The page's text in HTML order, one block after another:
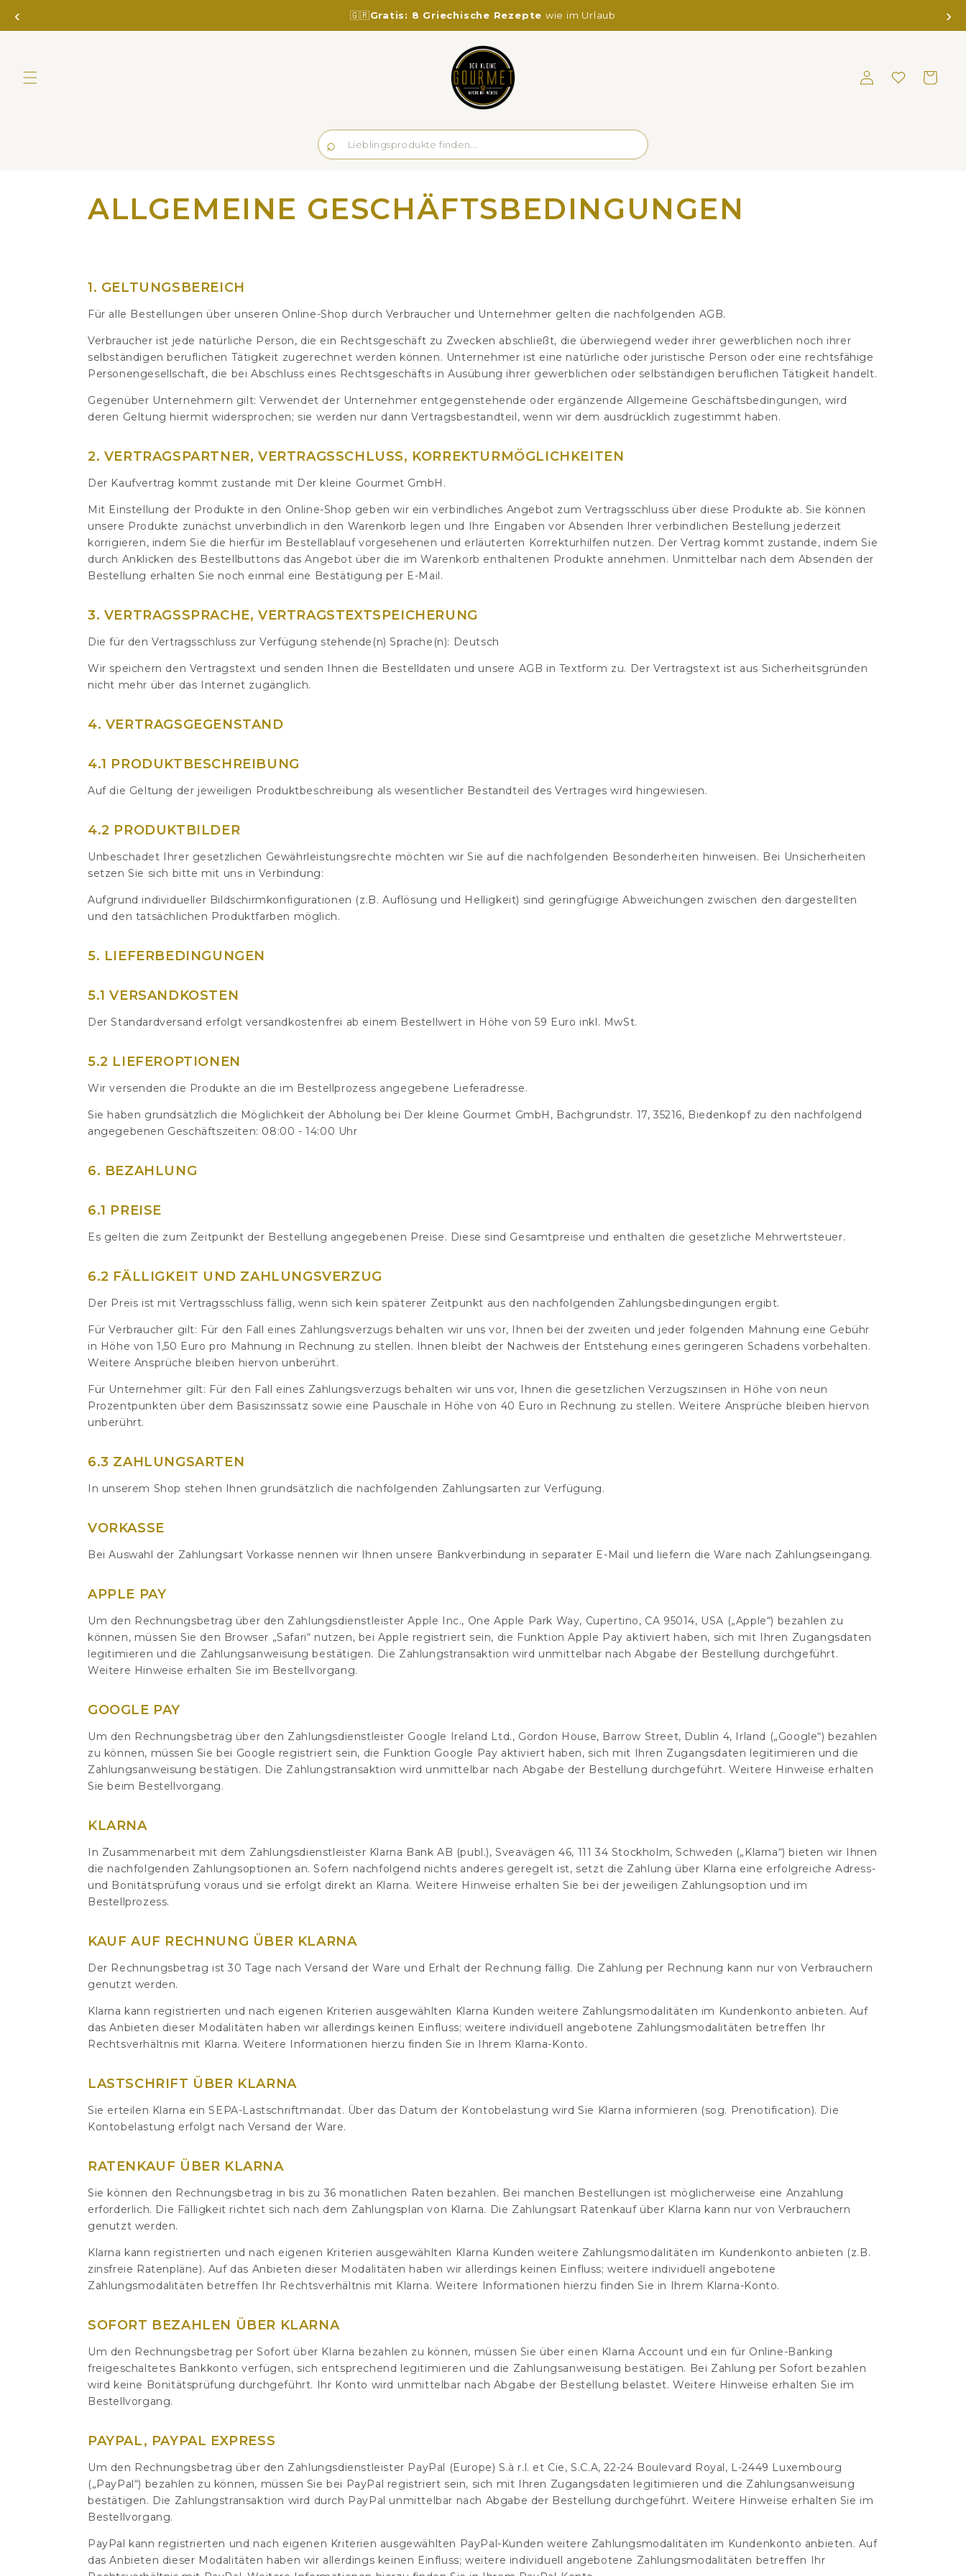
Inhalt
‹ 🇬🇷Gratis: 8 Griechische Rezepte wie im Urlaub ›
EinloggenMerklisteWarenkorb
ALLGEMEINE GESCHÄFTSBEDINGUNGEN
1. GELTUNGSBEREICH
Für alle Bestellungen über unseren Online-Shop durch Verbraucher und Unternehmer gelten die nachfolgenden AGB.
Verbraucher ist jede natürliche Person, die ein Rechtsgeschäft zu Zwecken abschließt, die überwiegend weder ihrer gewerblichen noch ihrer
selbständigen beruflichen Tätigkeit zugerechnet werden können. Unternehmer ist eine natürliche oder juristische Person oder eine rechtsfähige
Personengesellschaft, die bei Abschluss eines Rechtsgeschäfts in Ausübung ihrer gewerblichen oder selbständigen beruflichen Tätigkeit handelt.
Gegenüber Unternehmern gilt: Verwendet der Unternehmer entgegenstehende oder ergänzende Allgemeine Geschäftsbedingungen, wird
deren Geltung hiermit widersprochen; sie werden nur dann Vertragsbestandteil, wenn wir dem ausdrücklich zugestimmt haben.
2. VERTRAGSPARTNER, VERTRAGSSCHLUSS, KORREKTURMÖGLICHKEITEN
Der Kaufvertrag kommt zustande mit Der kleine Gourmet GmbH.
Mit Einstellung der Produkte in den Online-Shop geben wir ein verbindliches Angebot zum Vertragsschluss über diese Produkte ab. Sie können
unsere Produkte zunächst unverbindlich in den Warenkorb legen und Ihre Eingaben vor Absenden Ihrer verbindlichen Bestellung jederzeit
korrigieren, indem Sie die hierfür im Bestellablauf vorgesehenen und erläuterten Korrekturhilfen nutzen. Der Vertrag kommt zustande, indem Sie
durch Anklicken des Bestellbuttons das Angebot über die im Warenkorb enthaltenen Produkte annehmen. Unmittelbar nach dem Absenden der
Bestellung erhalten Sie noch einmal eine Bestätigung per E-Mail.
3. VERTRAGSSPRACHE, VERTRAGSTEXTSPEICHERUNG
Die für den Vertragsschluss zur Verfügung stehende(n) Sprache(n): Deutsch
Wir speichern den Vertragstext und senden Ihnen die Bestelldaten und unsere AGB in Textform zu. Der Vertragstext ist aus Sicherheitsgründen
nicht mehr über das Internet zugänglich.
4. VERTRAGSGEGENSTAND
4.1 PRODUKTBESCHREIBUNG
Auf die Geltung der jeweiligen Produktbeschreibung als wesentlicher Bestandteil des Vertrages wird hingewiesen.
4.2 PRODUKTBILDER
Unbeschadet Ihrer gesetzlichen Gewährleistungsrechte möchten wir Sie auf die nachfolgenden Besonderheiten hinweisen. Bei Unsicherheiten
setzen Sie sich bitte mit uns in Verbindung:
Aufgrund individueller Bildschirmkonfigurationen (z.B. Auflösung und Helligkeit) sind geringfügige Abweichungen zwischen den dargestellten
und den tatsächlichen Produktfarben möglich.
5. LIEFERBEDINGUNGEN
5.1 VERSANDKOSTEN
Der Standardversand erfolgt versandkostenfrei ab einem Bestellwert in Höhe von 59 Euro inkl. MwSt.
5.2 LIEFEROPTIONEN
Wir versenden die Produkte an die im Bestellprozess angegebene Lieferadresse.
Sie haben grundsätzlich die Möglichkeit der Abholung bei Der kleine Gourmet GmbH, Bachgrundstr. 17, 35216, Biedenkopf zu den nachfolgend
angegebenen Geschäftszeiten: 08:00 - 14:00 Uhr
6. BEZAHLUNG
6.1 PREISE
Es gelten die zum Zeitpunkt der Bestellung angegebenen Preise. Diese sind Gesamtpreise und enthalten die gesetzliche Mehrwertsteuer.
6.2 FÄLLIGKEIT UND ZAHLUNGSVERZUG
Der Preis ist mit Vertragsschluss fällig, wenn sich kein späterer Zeitpunkt aus den nachfolgenden Zahlungsbedingungen ergibt.
Für Verbraucher gilt: Für den Fall eines Zahlungsverzugs behalten wir uns vor, Ihnen bei der zweiten und jeder folgenden Mahnung eine Gebühr
in Höhe von 1,50 Euro pro Mahnung in Rechnung zu stellen. Ihnen bleibt der Nachweis der Entstehung eines geringeren Schadens vorbehalten.
Weitere Ansprüche bleiben hiervon unberührt.
Für Unternehmer gilt: Für den Fall eines Zahlungsverzugs behalten wir uns vor, Ihnen die gesetzlichen Verzugszinsen in Höhe von neun
Prozentpunkten über dem Basiszinssatz sowie eine Pauschale in Höhe von 40 Euro in Rechnung zu stellen. Weitere Ansprüche bleiben hiervon
unberührt.
6.3 ZAHLUNGSARTEN
In unserem Shop stehen Ihnen grundsätzlich die nachfolgenden Zahlungsarten zur Verfügung.
VORKASSE
Bei Auswahl der Zahlungsart Vorkasse nennen wir Ihnen unsere Bankverbindung in separater E-Mail und liefern die Ware nach Zahlungseingang.
APPLE PAY
Um den Rechnungsbetrag über den Zahlungsdienstleister Apple Inc., One Apple Park Way, Cupertino, CA 95014, USA („Apple“) bezahlen zu
können, müssen Sie den Browser „Safari“ nutzen, bei Apple registriert sein, die Funktion Apple Pay aktiviert haben, sich mit Ihren Zugangsdaten
legitimieren und die Zahlungsanweisung bestätigen. Die Zahlungstransaktion wird unmittelbar nach Abgabe der Bestellung durchgeführt.
Weitere Hinweise erhalten Sie im Bestellvorgang.
GOOGLE PAY
Um den Rechnungsbetrag über den Zahlungsdienstleister Google Ireland Ltd., Gordon House, Barrow Street, Dublin 4, Irland („Google“) bezahlen
zu können, müssen Sie bei Google registriert sein, die Funktion Google Pay aktiviert haben, sich mit Ihren Zugangsdaten legitimieren und die
Zahlungsanweisung bestätigen. Die Zahlungstransaktion wird unmittelbar nach Abgabe der Bestellung durchgeführt. Weitere Hinweise erhalten
Sie beim Bestellvorgang.
KLARNA
In Zusammenarbeit mit dem Zahlungsdienstleister Klarna Bank AB (publ.), Sveavägen 46, 111 34 Stockholm, Schweden („Klarna“) bieten wir Ihnen
die nachfolgenden Zahlungsoptionen an. Sofern nachfolgend nichts anderes geregelt ist, setzt die Zahlung über Klarna eine erfolgreiche Adress-
und Bonitätsprüfung voraus und sie erfolgt direkt an Klarna. Weitere Hinweise erhalten Sie bei der jeweiligen Zahlungsoption und im
Bestellprozess.
KAUF AUF RECHNUNG ÜBER KLARNA
Der Rechnungsbetrag ist 30 Tage nach Versand der Ware und Erhalt der Rechnung fällig. Die Zahlung per Rechnung kann nur von Verbrauchern
genutzt werden.
Klarna kann registrierten und nach eigenen Kriterien ausgewählten Klarna Kunden weitere Zahlungsmodalitäten im Kundenkonto anbieten. Auf
das Anbieten dieser Modalitäten haben wir allerdings keinen Einfluss; weitere individuell angebotene Zahlungsmodalitäten betreffen Ihr
Rechtsverhältnis mit Klarna. Weitere Informationen hierzu finden Sie in Ihrem Klarna-Konto.
LASTSCHRIFT ÜBER KLARNA
Sie erteilen Klarna ein SEPA-Lastschriftmandat. Über das Datum der Kontobelastung wird Sie Klarna informieren (sog. Prenotification). Die
Kontobelastung erfolgt nach Versand der Ware.
RATENKAUF ÜBER KLARNA
Sie können den Rechnungsbetrag in bis zu 36 monatlichen Raten bezahlen. Bei manchen Bestellungen ist möglicherweise eine Anzahlung
erforderlich. Die Fälligkeit richtet sich nach dem Zahlungsplan von Klarna. Die Zahlungsart Ratenkauf über Klarna kann nur von Verbrauchern
genutzt werden.
Klarna kann registrierten und nach eigenen Kriterien ausgewählten Klarna Kunden weitere Zahlungsmodalitäten im Kundenkonto anbieten (z.B.
zinsfreie Ratenpläne). Auf das Anbieten dieser Modalitäten haben wir allerdings keinen Einfluss; weitere individuell angebotene
Zahlungsmodalitäten betreffen Ihr Rechtsverhältnis mit Klarna. Weitere Informationen hierzu finden Sie in Ihrem Klarna-Konto.
SOFORT BEZAHLEN ÜBER KLARNA
Um den Rechnungsbetrag per Sofort über Klarna bezahlen zu können, müssen Sie über einen Klarna Account und ein für Online-Banking
freigeschaltetes Bankkonto verfügen, sich entsprechend legitimieren und die Zahlungsanweisung bestätigen. Bei Zahlung per Sofort bezahlen
wird keine Bonitätsprüfung durchgeführt. Ihr Konto wird unmittelbar nach Abgabe der Bestellung belastet. Weitere Hinweise erhalten Sie im
Bestellvorgang.
PAYPAL, PAYPAL EXPRESS
Um den Rechnungsbetrag über den Zahlungsdienstleister PayPal (Europe) S.à r.l. et Cie, S.C.A, 22-24 Boulevard Royal, L-2449 Luxembourg
(„PayPal“) bezahlen zu können, müssen Sie bei PayPal registriert sein, sich mit Ihren Zugangsdaten legitimieren und die Zahlungsanweisung
bestätigen. Die Zahlungstransaktion wird durch PayPal unmittelbar nach Abgabe der Bestellung durchgeführt. Weitere Hinweise erhalten Sie im
Bestellvorgang.
PayPal kann registrierten und nach eigenen Kriterien ausgewählten PayPal-Kunden weitere Zahlungsmodalitäten im Kundenkonto anbieten. Auf
das Anbieten dieser Modalitäten haben wir allerdings keinen Einfluss; weitere individuell angebotene Zahlungsmodalitäten betreffen Ihr